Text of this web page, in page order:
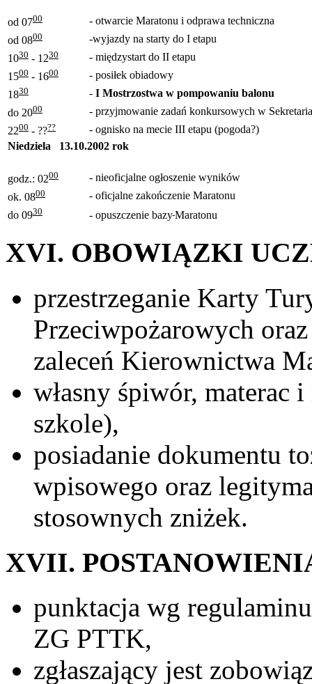
od 0700
- otwarcie Maratonu i odprawa techniczna
od 0800
-wyjazdy na starty do I etapu
1030 - 1230
- międzystart do II etapu
1500 - 1600
- posiłek obiadowy
1830 - I Mostrzostwa w pompowaniu balonu
do 2000
- przyjmowanie zadań konkursowych w
2200 - ????
- ognisko na mecie III etapu (pogoda?)
Niedziela 13.10.2002 rok
godz.: 0200
- nieoficjalne ogłoszenie wyników
ok. 0800
- oficjalne zakończenie Maratonu
do 0930 - opuszczenie bazyMaratonu
XVI. OBOWIĄZKI
przestrzeganie Karty
Przeciwpożarowych
zaleceń Kierownictwa
własny śpiwór,
szkole),
posiadanie dokumentu
wpisowego oraz
stosownych zniżek.
XVII.
punktacja wg
ZG PTTK,
zgłaszający jest